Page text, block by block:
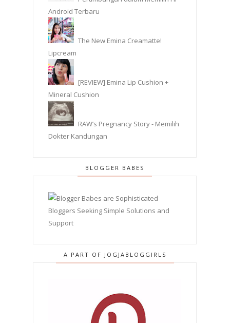
Android Terbaru
The New Emina Creamatte!
Lipcream
[REVIEW] Emina Lip Cushion +
Mineral Cushion
RAW’s Pregnancy Story - Memilih
Dokter Kandungan
BLOGGER BABES
A PART OF JOGJABLOGGIRLS